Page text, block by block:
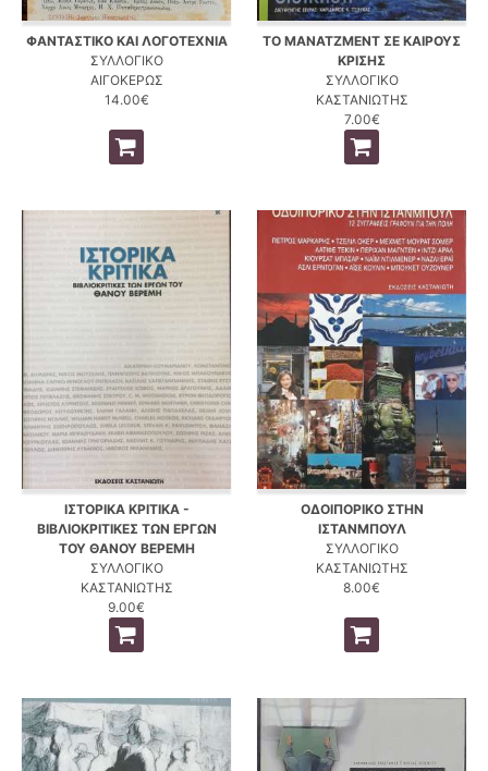
ΦΑΝΤΑΣΤΙΚΟ ΚΑΙ ΛΟΓΟΤΕΧΝΙΑ
ΣΥΛΛΟΓΙΚΟ
ΑΙΓΟΚΕΡΩΣ
14.00€
ΤΟ ΜΑΝΑΤΖΜΕΝΤ ΣΕ ΚΑΙΡΟΥΣ
ΚΡΙΣΗΣ
ΣΥΛΛΟΓΙΚΟ
ΚΑΣΤΑΝΙΩΤΗΣ
7.00€
ΙΣΤΟΡΙΚΑ ΚΡΙΤΙΚΑ -
ΒΙΒΛΙΟΚΡΙΤΙΚΕΣ ΤΩΝ ΕΡΓΩΝ
ΤΟΥ ΘΑΝΟΥ ΒΕΡΕΜΗ
ΣΥΛΛΟΓΙΚΟ
ΚΑΣΤΑΝΙΩΤΗΣ
9.00€
ΟΔΟΙΠΟΡΙΚΟ ΣΤΗΝ
ΙΣΤΑΝΜΠΟΥΛ
ΣΥΛΛΟΓΙΚΟ
ΚΑΣΤΑΝΙΩΤΗΣ
8.00€